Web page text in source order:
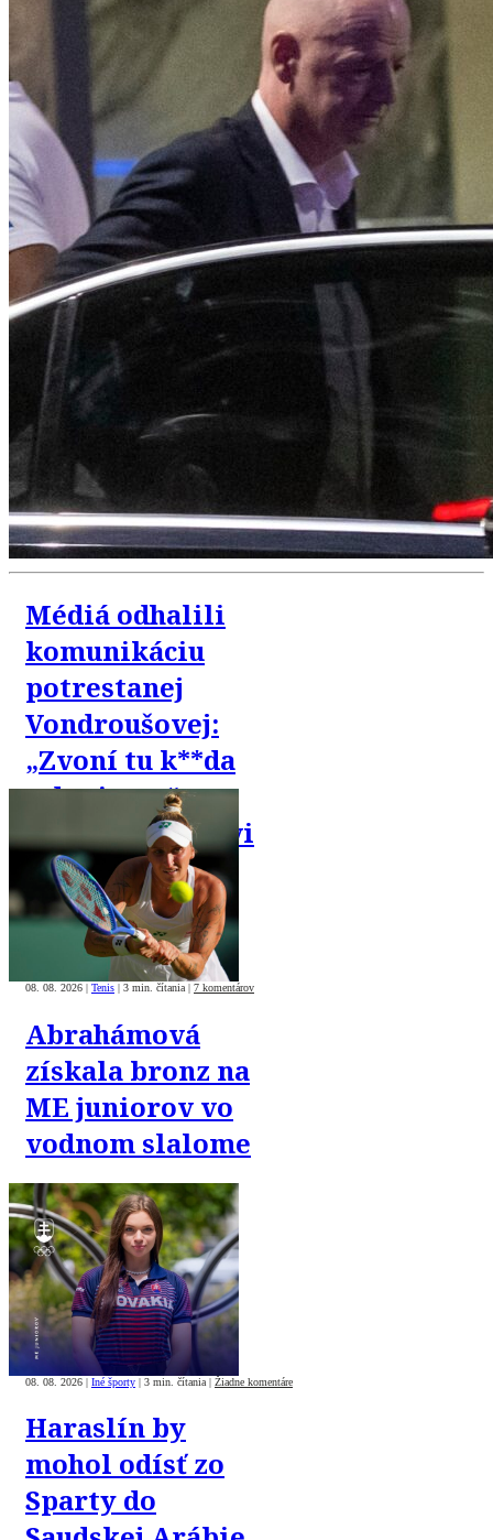
Médiá odhalili
komunikáciu
potrestanej
Vondroušovej:
„Zvoní tu k**da
z dopingu,“
písala priateľovi
08. 08. 2026 | Tenis | 3 min. čítania | 7 komentárov
Abrahámová
získala bronz na
ME juniorov vo
vodnom slalome
08. 08. 2026 | Iné športy | 3 min. čítania | Žiadne komentáre
Haraslín by
mohol odísť zo
Sparty do